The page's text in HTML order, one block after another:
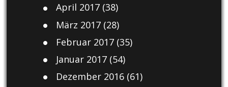
April 2017(38)
März 2017(28)
Februar 2017(35)
Januar 2017(54)
Dezember 2016(61)